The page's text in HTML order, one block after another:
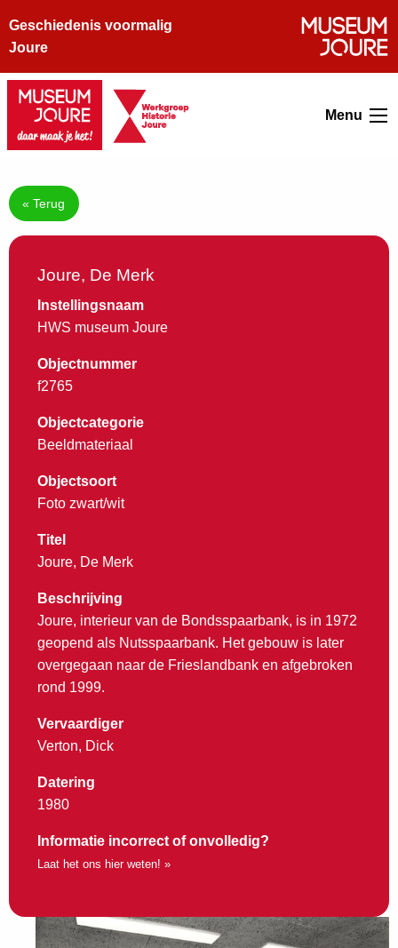
Geschiedenis voormalig
Joure
Menu
« Terug
Joure, De Merk
Instellingsnaam
HWS museum Joure
Objectnummer
f2765
Objectcategorie
Beeldmateriaal
Objectsoort
Foto zwart/wit
Titel
Joure, De Merk
Beschrijving
Joure, interieur van de Bondsspaarbank, is in 1972
geopend als Nutsspaarbank. Het gebouw is later
overgegaan naar de Frieslandbank en afgebroken
rond 1999.
Vervaardiger
Verton, Dick
Datering
1980
Informatie incorrect of onvolledig?
Laat het ons hier weten! »